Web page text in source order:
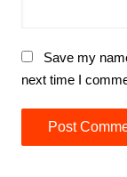
Save my
next time I